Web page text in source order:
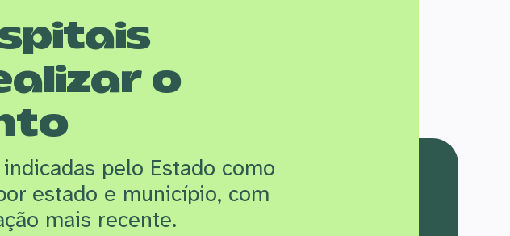
o
pelo Estado como
estado e município, com
mais recente.